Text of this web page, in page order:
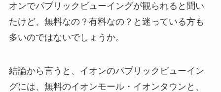
オンでパブリックビューイングが観られると聞い
たけど、無料なの？有料なの？と迷っている方も
多いのではないでしょうか。
結論から言うと、イオンのパブリックビューイン
グには、無料のイオンモール・イオンタウンと、